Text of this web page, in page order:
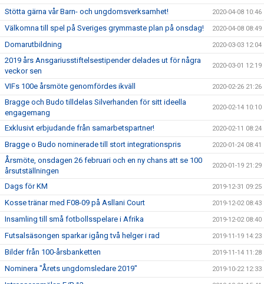
Stötta gärna vår Barn- och ungdomsverksamhet! 2020-04-08 10:46
Välkomna till spel på Sveriges grymmaste plan på onsdag! 2020-04-08 08:49
Domarutbildning 2020-03-03 12:04
2019 års Ansgariusstiftelsestipender delades ut för några
veckor sen
2020-03-01 12:19
VIFs 100e årsmöte genomfördes ikväll 2020-02-26 21:26
Bragge och Budo tilldelas Silverhanden för sitt ideella
engagemang
2020-02-14 10:10
Exklusivt erbjudande från samarbetspartner! 2020-02-11 08:24
Bragge o Budo nominerade till stort integrationspris 2020-01-24 08:41
Årsmöte, onsdagen 26 februari och en ny chans att se 100
årsutställningen
2020-01-19 21:29
Dags för KM 2019-12-31 09:25
Kosse tränar med F08-09 på Asllani Court 2019-12-02 08:43
Insamling till små fotbollsspelare i Afrika 2019-12-02 08:40
Futsalsäsongen sparkar igång två helger i rad 2019-11-19 14:23
Bilder från 100-årsbanketten 2019-11-14 11:28
Nominera "Årets ungdomsledare 2019" 2019-10-22 12:33